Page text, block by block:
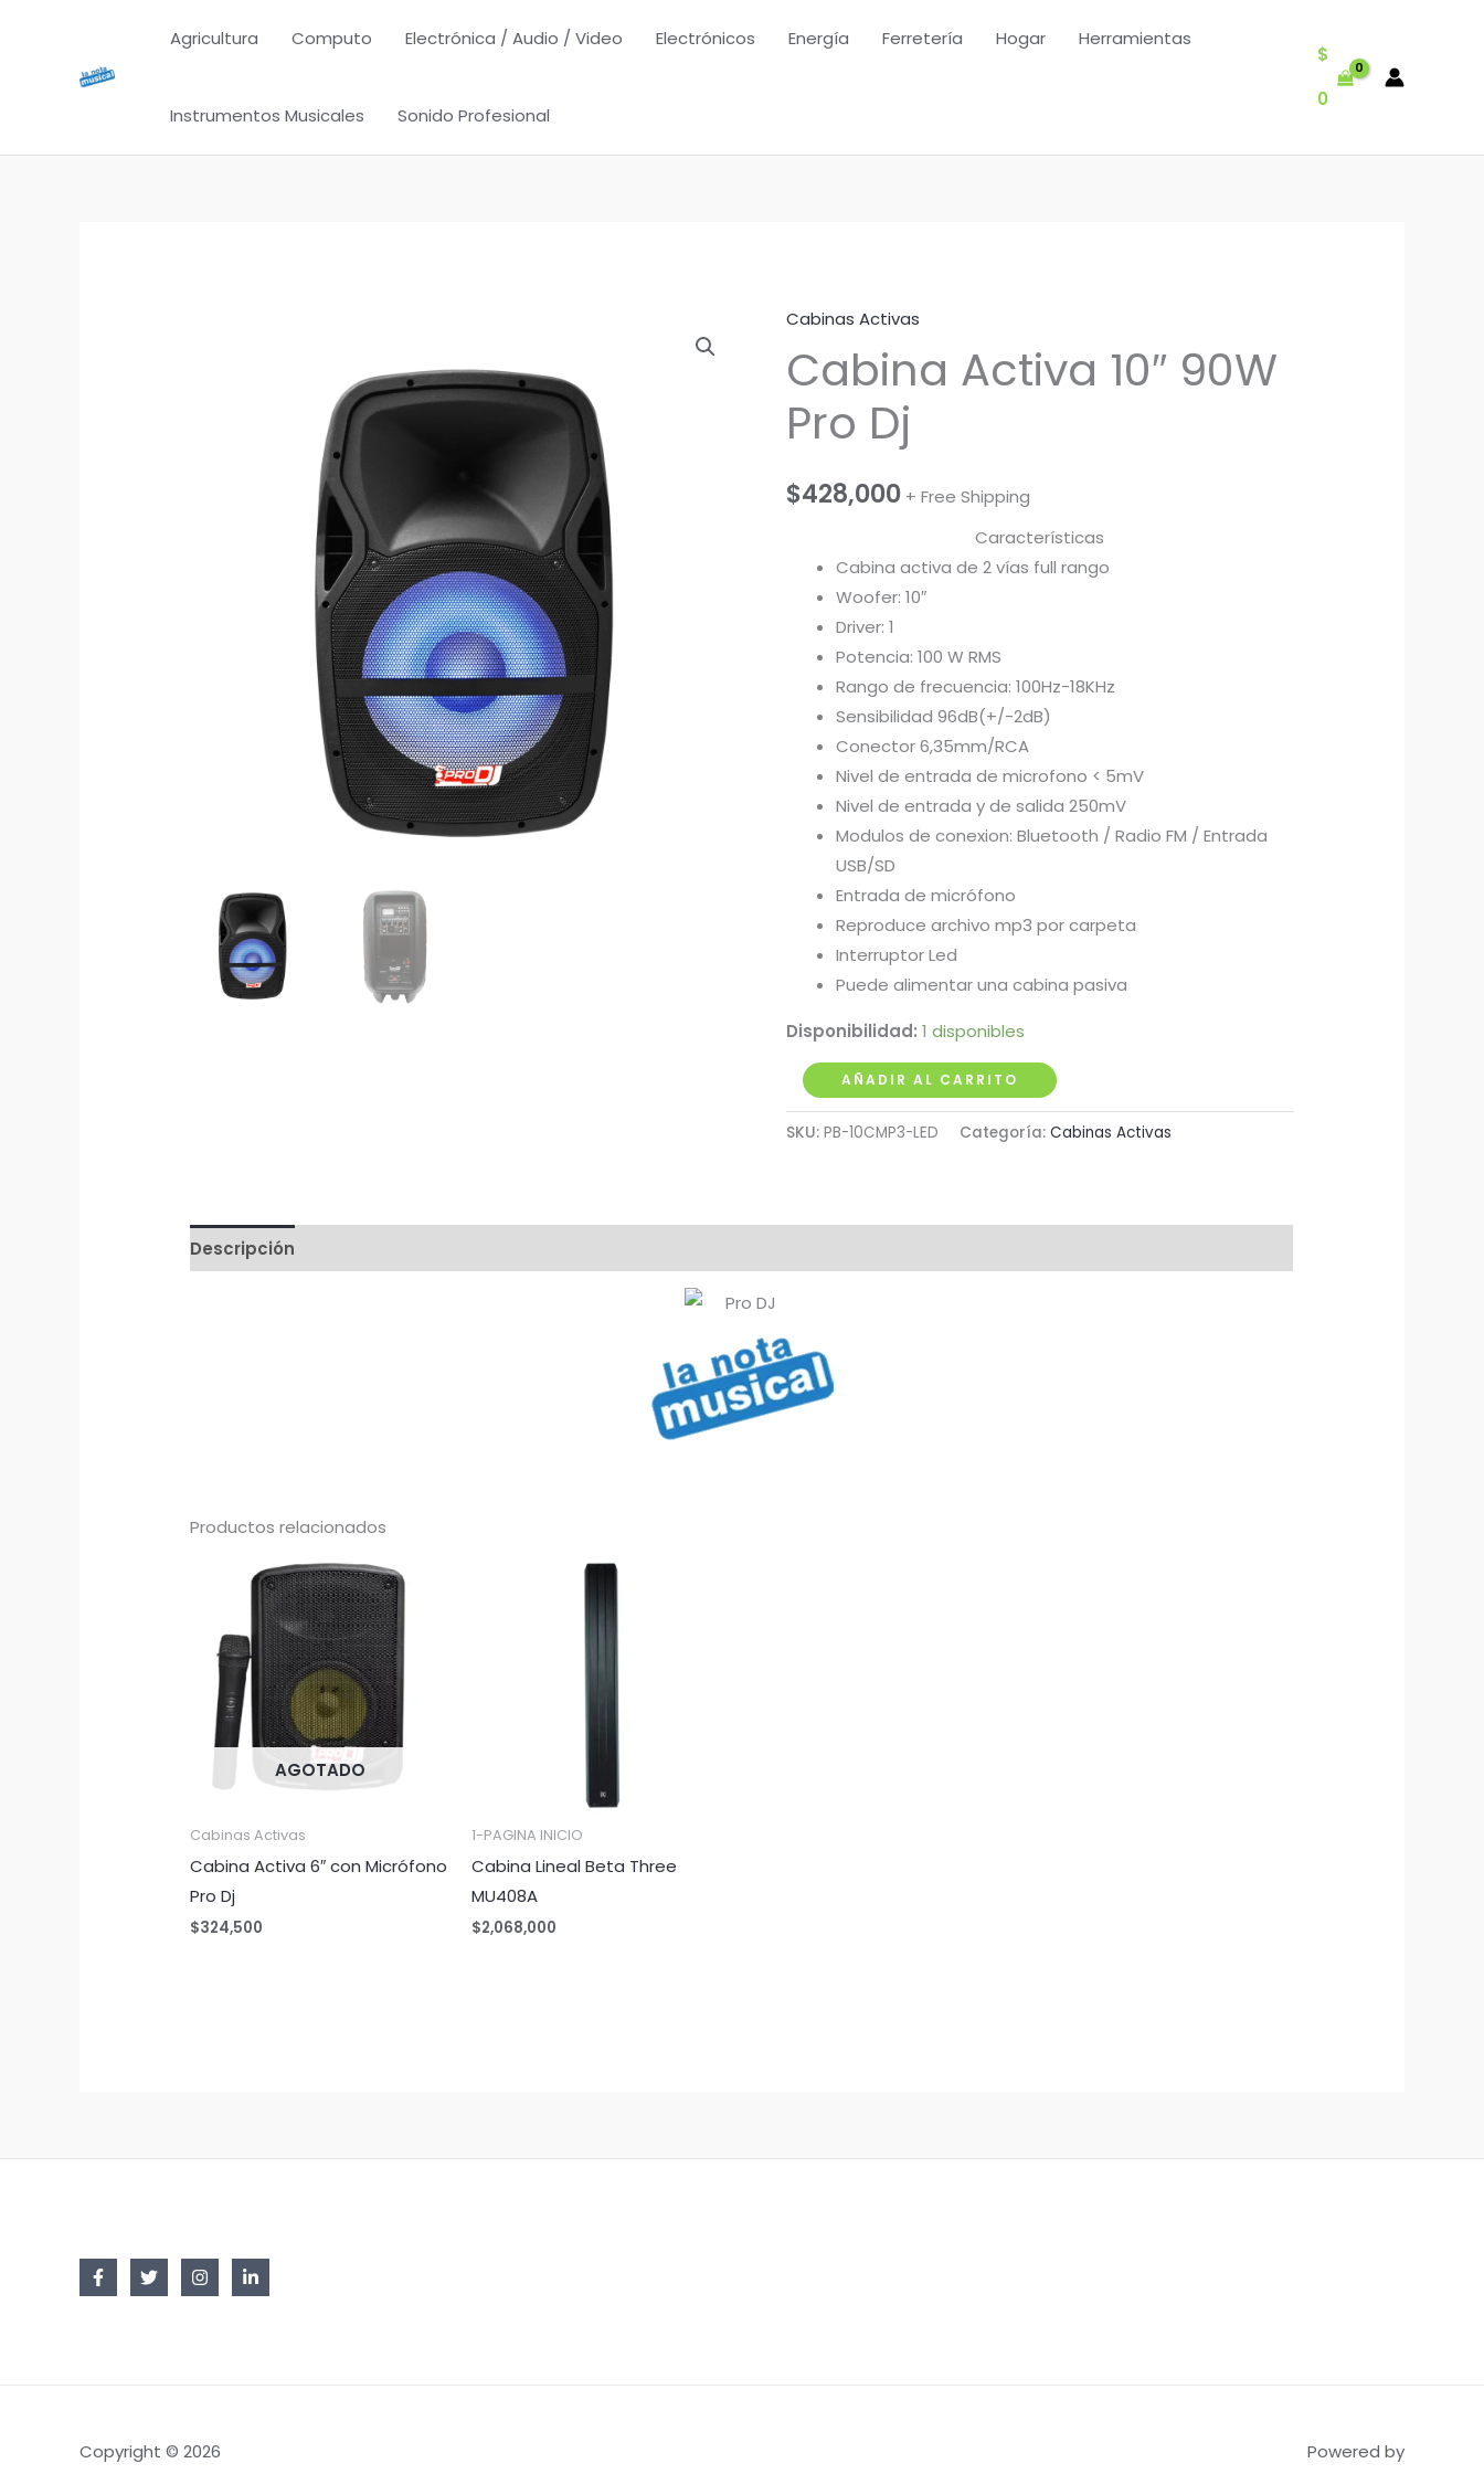
contenido
Agricultura Computo Electrónica / Audio / Video Electrónicos Energía Ferretería Hogar Herramientas
Instrumentos Musicales Sonido Profesional
$
0
Cabinas Activas
Cabina Activa 10″ 90W
Pro Dj
$428,000 + Free Shipping
Características
Cabina activa de 2 vías full rango
Woofer: 10″
Driver: 1
Potencia: 100 W RMS
Rango de frecuencia: 100Hz-18KHz
Sensibilidad 96dB(+/-2dB)
Conector 6,35mm/RCA
Nivel de entrada de microfono < 5mV
Nivel de entrada y de salida 250mV
Modulos de conexion: Bluetooth / Radio FM / Entrada
USB/SD
Entrada de micrófono
Reproduce archivo mp3 por carpeta
Interruptor Led
Puede alimentar una cabina pasiva
Disponibilidad: 1 disponibles
Cabina
Activa
10"
Dj
AÑADIR AL CARRITO
SKU: PB-10CMP3-LED Categoría: Cabinas Activas
Descripción
Productos relacionados
AGOTADO
Cabinas Activas
Cabina Activa 6″ con Micrófono
Pro Dj
$324,500
1-PAGINA INICIO
Cabina Lineal Beta Three
MU408A
$2,068,000
Copyright © 2026 Powered by